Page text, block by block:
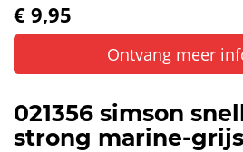
€ 9,95
Ontvang meer
021356 simson
strong marine-grijs